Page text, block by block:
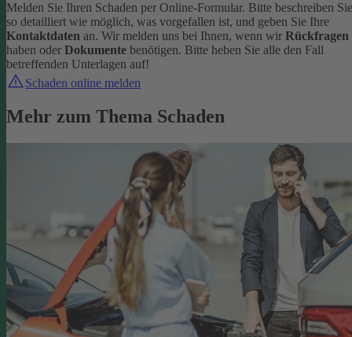
Melden Sie Ihren Schaden per Online-Formular. Bitte beschreiben Sie
so detailliert wie möglich, was vorgefallen ist, und geben Sie Ihre
Kontaktdaten an. Wir melden uns bei Ihnen, wenn wir Rückfragen
haben oder Dokumente benötigen. Bitte heben Sie alle den Fall
betreffenden Unterlagen auf!
Schaden online melden
Mehr zum Thema Schaden